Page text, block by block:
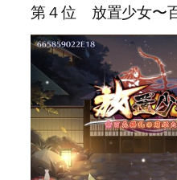
第４位 放置少女〜